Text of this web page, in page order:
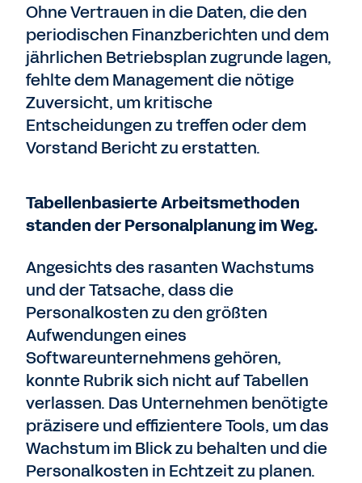
Ohne Vertrauen in die Daten, die den
periodischen Finanzberichten und dem
jährlichen Betriebsplan zugrunde lagen,
fehlte dem Management die nötige
Zuversicht, um kritische
Entscheidungen zu treffen oder dem
Vorstand Bericht zu erstatten.
Tabellenbasierte Arbeitsmethoden
standen der Personalplanung im Weg.
Angesichts des rasanten Wachstums
und der Tatsache, dass die
Personalkosten zu den größten
Aufwendungen eines
Softwareunternehmens gehören,
konnte Rubrik sich nicht auf Tabellen
verlassen. Das Unternehmen benötigte
präzisere und effizientere Tools, um das
Wachstum im Blick zu behalten und die
Personalkosten in Echtzeit zu planen.